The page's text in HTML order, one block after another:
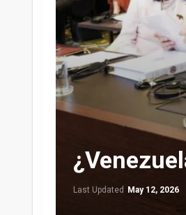
Last Updated May 12, 2026